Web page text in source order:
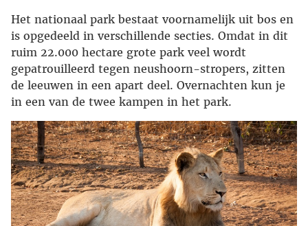
Het nationaal park bestaat voornamelijk uit bos en
is opgedeeld in verschillende secties. Omdat in dit
ruim 22.000 hectare grote park veel wordt
gepatrouilleerd tegen neushoorn-stropers, zitten
de leeuwen in een apart deel. Overnachten kun je
in een van de twee kampen in het park.